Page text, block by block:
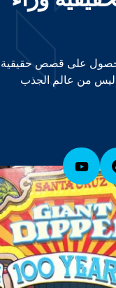
للحصول على قصص حقيقية
من عالم الجذب